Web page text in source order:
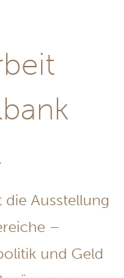
Ausstellung
–
und Geld